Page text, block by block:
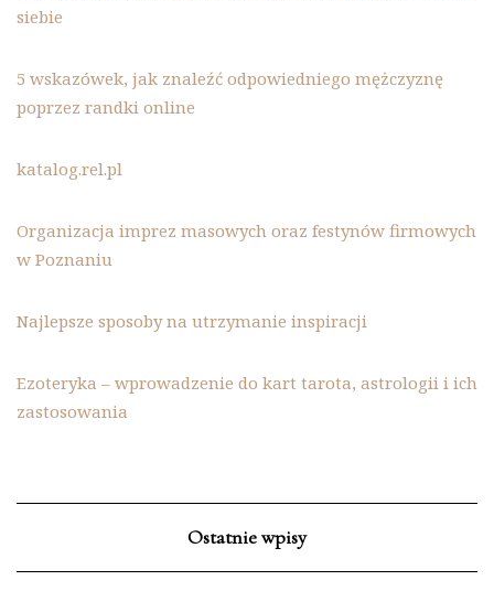
siebie
5 wskazówek, jak znaleźć odpowiedniego mężczyznę
poprzez randki online
katalog.rel.pl
Organizacja imprez masowych oraz festynów firmowych
w Poznaniu
Najlepsze sposoby na utrzymanie inspiracji
Ezoteryka – wprowadzenie do kart tarota, astrologii i ich
zastosowania
Ostatnie wpisy